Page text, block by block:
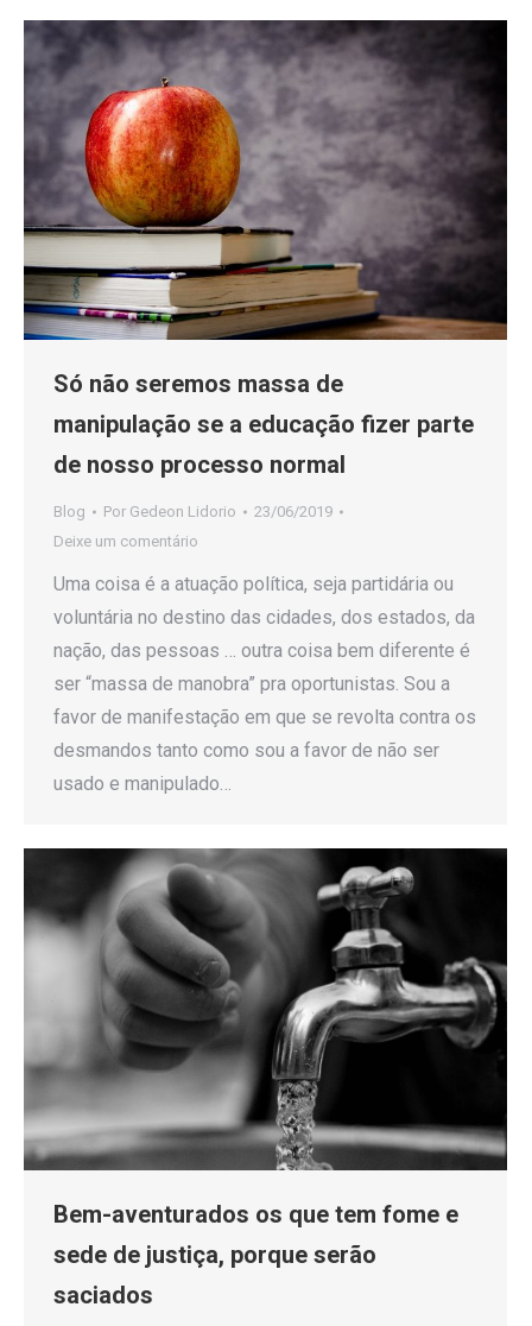
Só não seremos massa de
manipulação se a educação fizer parte
de nosso processo normal
Blog Por Gedeon Lidorio
23/06/2019
Deixe um comentário
Uma coisa é a atuação política, seja partidária ou
voluntária no destino das cidades, dos estados, da
nação, das pessoas … outra coisa bem diferente é
ser “massa de manobra” pra oportunistas. Sou a
favor de manifestação em que se revolta contra os
desmandos tanto como sou a favor de não ser
usado e manipulado…
Bem-aventurados os que tem fome e
sede de justiça, porque serão
saciados